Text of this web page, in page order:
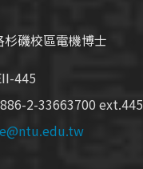
磯校區電機博士
445
2-33663700 ext.445